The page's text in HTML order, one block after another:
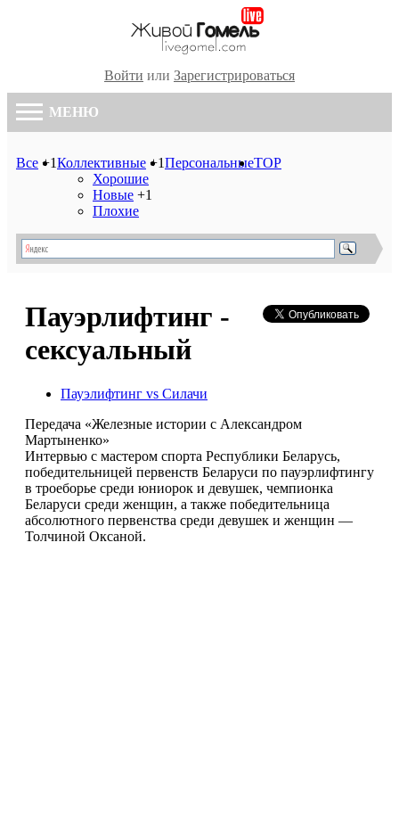
Войти или Зарегистрироваться
МЕНЮ
Все +1Коллективные +1
Хорошие
Новые +1
Плохие
ПерсональныеTOP
Пауэрлифтинг -
сексуальный
Пауэлифтинг vs Силачи
Передача «Железные истории с Александром
Мартыненко»
Интервью с мастером спорта Республики Беларусь,
победительницей первенств Беларуси по пауэрлифтингу
в троеборье среди юниорок и девушек, чемпионка
Беларуси среди женщин, а также победительница
абсолютного первенства среди девушек и женщин —
Толчиной Оксаной.